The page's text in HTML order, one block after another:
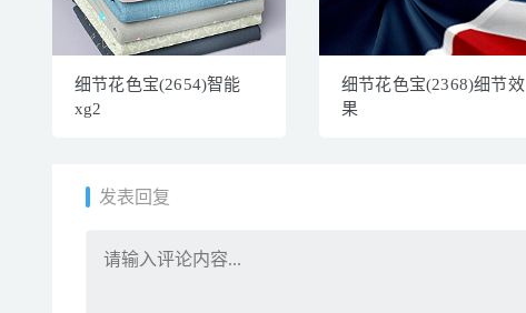
细节花色宝(2654)智能
xg2
细节花色宝(2368)细节效
果
发表回复